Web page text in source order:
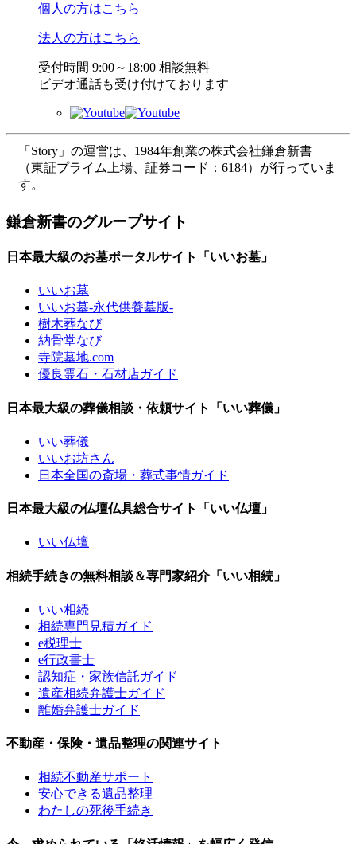
個人の方はこちら
法人の方はこちら
受付時間 9:00～18:00 相談無料
ビデオ通話も受け付けております
「Story」の運営は、1984年創業の株式会社鎌倉新書
（東証プライム上場、証券コード：6184）が行っていま
す。
鎌倉新書のグループサイト
日本最大級のお墓ポータルサイト「いいお墓」
いいお墓
いいお墓-永代供養墓版-
樹木葬なび
納骨堂なび
寺院墓地.com
優良霊石・石材店ガイド
日本最大級の葬儀相談・依頼サイト「いい葬儀」
いい葬儀
いいお坊さん
日本全国の斎場・葬式事情ガイド
日本最大級の仏壇仏具総合サイト「いい仏壇」
いい仏壇
相続手続きの無料相談＆専門家紹介「いい相続」
いい相続
相続専門見積ガイド
e税理士
e行政書士
認知症・家族信託ガイド
遺産相続弁護士ガイド
離婚弁護士ガイド
不動産・保険・遺品整理の関連サイト
相続不動産サポート
安心できる遺品整理
わたしの死後手続き